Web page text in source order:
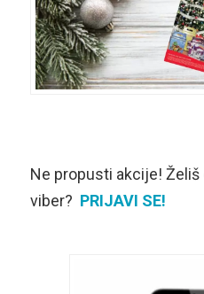
Ne propusti akcije!
viber? PRIJAVI SE!